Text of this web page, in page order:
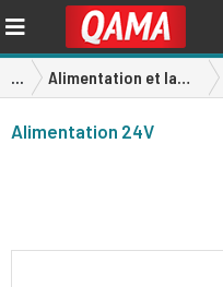
... Alimentation et lampe
Alimentation 24V